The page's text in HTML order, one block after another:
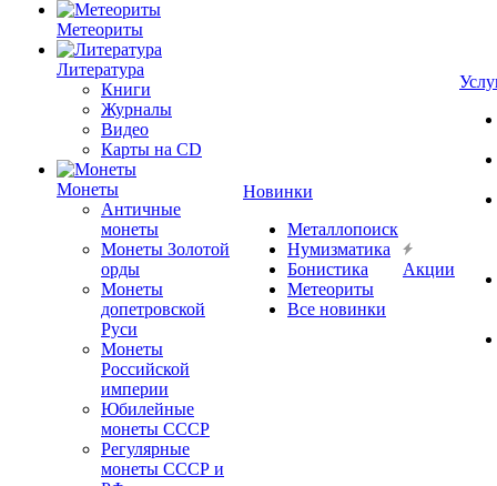
Метеориты
Литература
Книги
Журналы
Видео
Карты на CD
Монеты
Античные
монеты
Монеты Золотой
орды
Монеты
допетровской
Руси
Монеты
Российской
империи
Юбилейные
монеты СССР
Регулярные
монеты СССР и
Новинки
Металлопоиск
Нумизматика
Бонистика
Метеориты
Все новинки
Акции